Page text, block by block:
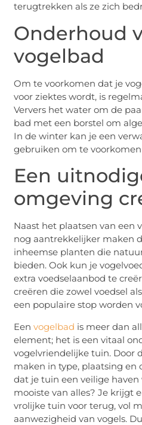
terugtrekken als ze zich
Onderhoud
vogelbad
Om te voorkomen dat je
voor ziektes wordt, is
Ververs het water om de
bad met een borstel om
In de winter kan je een
gebruiken om te
Een
omgeving
Naast het plaatsen van een
nog aantrekkelijker maken
inheemse planten die
bieden. Ook kun je
extra voedselaanbod te
creëren die zowel voedsel
een populaire stop worden
Eenvogelbad is meer dan
element; het is een vitaal
vogelvriendelijke tuin. Door
maken in type, plaatsing en
dat je tuin een veilige haven
mooiste van alles? Je krijgt
vrolijke tuin voor terug, vol
aanwezigheid van vogels.